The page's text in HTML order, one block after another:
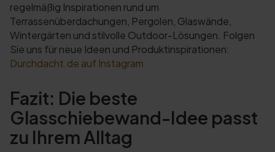
regelmäßig Inspirationen rund um
Terrassenüberdachungen, Pergolen, Glaswände,
Wintergärten und stilvolle Outdoor-Lösungen. Folgen
Sie uns für neue Ideen und Produktinspirationen:
Durchdacht.de auf Instagram
Fazit: Die beste
Glasschiebewand-Idee passt
zu Ihrem Alltag